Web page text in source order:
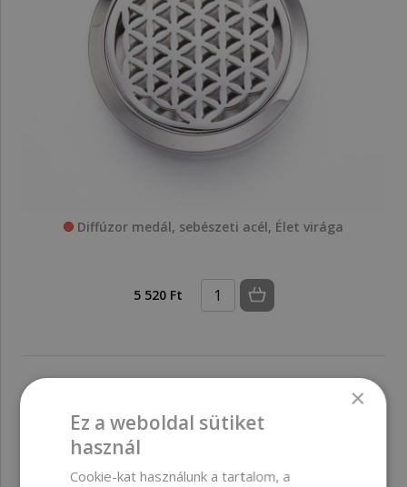
Diffúzor medál, sebészeti acél, Élet virága
5 520 Ft
NEM ELÉRHETŐ
×
Ez a weboldal sütiket
használ
Cookie-kat használunk a tartalom, a